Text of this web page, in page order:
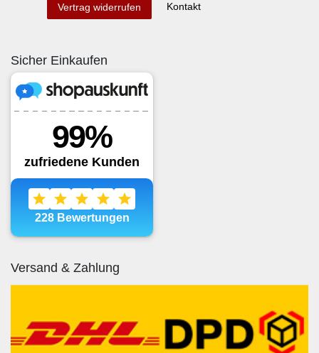
Vertrag widerrufen Kontakt
Sicher Einkaufen
Versand & Zahlung